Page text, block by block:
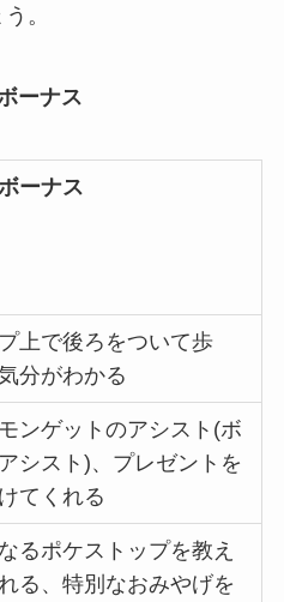
。
ーナス
ーナス
上で後ろをついて歩
分がわかる
ンゲットのアシスト(ボ
シスト)、プレゼントを
てくれる
るポケストップを教え
る、特別なおみやげを